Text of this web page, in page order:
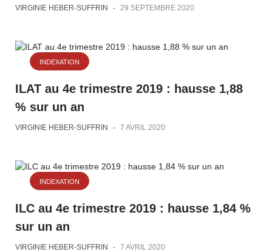
VIRGINIE HEBER-SUFFRIN - 29 SEPTEMBRE 2020
INDEXATION
ILAT au 4e trimestre 2019 : hausse 1,88
% sur un an
VIRGINIE HEBER-SUFFRIN - 7 AVRIL 2020
INDEXATION
ILC au 4e trimestre 2019 : hausse 1,84 %
sur un an
VIRGINIE HEBER-SUFFRIN - 7 AVRIL 2020